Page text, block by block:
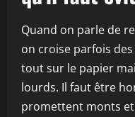
Quand on parle de
on croise parfois
tout sur le papier
lourds. Il faut être
promettent monts